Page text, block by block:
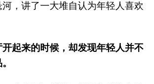
，讲了一大堆自认为年轻人喜欢
起来的时候，却发现年轻人并不
。